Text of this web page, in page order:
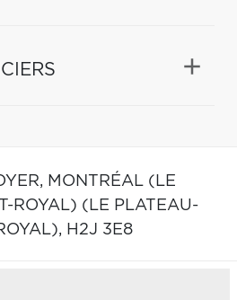
MONTRÉAL (LE
ROYAL) (LE PLATEAU-
H2J 3E8